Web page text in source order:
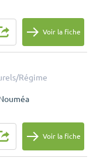
Voir la fiche
Régime
Voir la fiche